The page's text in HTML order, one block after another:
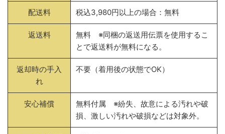
配送料 税込3,980円以上の場合：無料
返送料
無料 ※同梱の返送用伝票を使用するこ
とで返送料が無料になる。
返却時の手入
れ
不要（着用後の状態でOK）
安心補償
無料付属 ※紛失、故意による汚れや破
損、激しい汚れや破損などは対象外。